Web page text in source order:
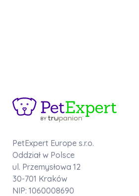
PetExpert Europe s.r.o.
Oddział w Polsce
ul. Przemysłowa 12
30-701 Kraków
NIP: 1060008690